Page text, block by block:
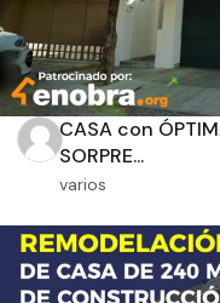
CASA con
SORPRE...
varios